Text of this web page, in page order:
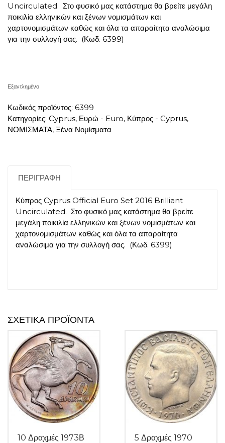
Uncirculated. Στο φυσικό μας κατάστημα θα βρείτε μεγάλη
ποικιλία ελληνικών και ξένων νομισμάτων και
χαρτονομισμάτων καθώς και όλα τα απαραίτητα αναλώσιμα
για την συλλογή σας. (Κωδ. 6399)
Εξαντλημένο
Κωδικός προϊόντος: 6399
Κατηγορίες: Cyprus, Ευρώ - Euro, Κύπρος - Cyprus,
ΝΟΜΙΣΜΑΤΑ, Ξένα Νομίσματα
ΠΕΡΙΓΡΑΦΉ
Κύπρος Cyprus Official Euro Set 2016 Brilliant
Uncirculated. Στο φυσικό μας κατάστημα θα βρείτε
μεγάλη ποικιλία ελληνικών και ξένων νομισμάτων και
χαρτονομισμάτων καθώς και όλα τα απαραίτητα
αναλώσιμα για την συλλογή σας. (Κωδ. 6399)
ΣΧΕΤΙΚΆ ΠΡΟΪΌΝΤΑ
10 Δραχμές 1973Β
5 Δραχμές 1970